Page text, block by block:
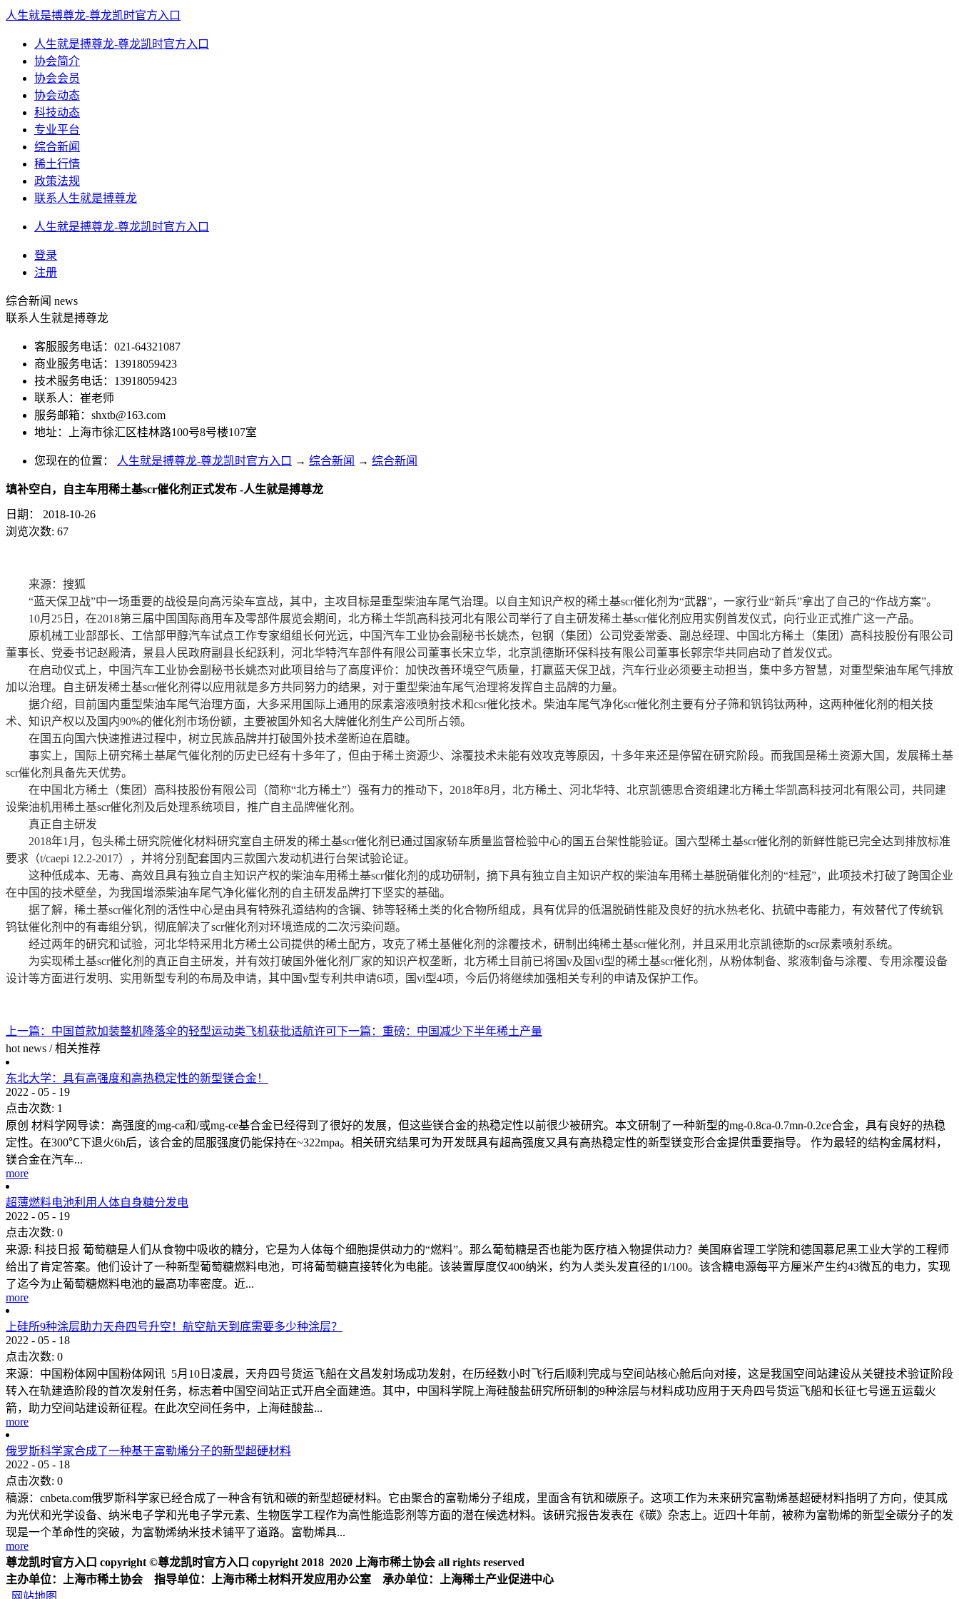
人生就是搏尊龙-尊龙凯时官方入口
人生就是搏尊龙-尊龙凯时官方入口
协会简介
协会会员
协会动态
科技动态
专业平台
综合新闻
稀土行情
政策法规
联系人生就是搏尊龙
人生就是搏尊龙-尊龙凯时官方入口
登录
注册
综合新闻 news
联系人生就是搏尊龙
客服服务电话：021-64321087
商业服务电话：13918059423
技术服务电话：13918059423
联系人：崔老师
服务邮箱： shxtb@163.com
地址：上海市徐汇区桂林路100号8号楼107室
您现在的位置： 人生就是搏尊龙-尊龙凯时官方入口 → 综合新闻 → 综合新闻
填补空白，自主车用稀土基scr催化剂正式发布 -人生就是搏尊龙
日期：
2018-10-26
浏览次数: 67
来源：搜狐
“蓝天保卫战”中一场重要的战役是向高污染车宣战，其中，主攻目标是重型柴油车尾气治理。以自主知识产权的稀土基scr催化剂为“武器”，一家行业“新兵”拿出了自己的“作战方案”。
10月25日，在2018第三届中国国际商用车及零部件展览会期间，北方稀土华凯高科技河北有限公司举行了自主研发稀土基scr催化剂应用实例首发仪式，向行业正式推广这一产品。
原机械工业部部长、工信部甲醇汽车试点工作专家组组长何光远，中国汽车工业协会副秘书长姚杰，包钢（集团）公司党委常委、副总经理、中国北方稀土（集团）高科技股份有限公司
董事长、党委书记赵殿清，景县人民政府副县长纪跃利，河北华特汽车部件有限公司董事长宋立华，北京凯德斯环保科技有限公司董事长郭宗华共同启动了首发仪式。
在启动仪式上，中国汽车工业协会副秘书长姚杰对此项目给与了高度评价：加快改善环境空气质量，打赢蓝天保卫战，汽车行业必须要主动担当，集中多方智慧，对重型柴油车尾气排放
加以治理。自主研发稀土基scr催化剂得以应用就是多方共同努力的结果，对于重型柴油车尾气治理将发挥自主品牌的力量。
据介绍，目前国内重型柴油车尾气治理方面，大多采用国际上通用的尿素溶液喷射技术和csr催化技术。柴油车尾气净化scr催化剂主要有分子筛和钒钨钛两种，这两种催化剂的相关技
术、知识产权以及国内90%的催化剂市场份额，主要被国外知名大牌催化剂生产公司所占领。
在国五向国六快速推进过程中，树立民族品牌并打破国外技术垄断迫在眉睫。
事实上，国际上研究稀土基尾气催化剂的历史已经有十多年了，但由于稀土资源少、涂覆技术未能有效攻克等原因，十多年来还是停留在研究阶段。而我国是稀土资源大国，发展稀土基
scr催化剂具备先天优势。
在中国北方稀土（集团）高科技股份有限公司（简称“北方稀土”）强有力的推动下，2018年8月，北方稀土、河北华特、北京凯德思合资组建北方稀土华凯高科技河北有限公司，共同建
设柴油机用稀土基scr催化剂及后处理系统项目，推广自主品牌催化剂。
真正自主研发
2018年1月，包头稀土研究院催化材料研究室自主研发的稀土基scr催化剂已通过国家轿车质量监督检验中心的国五台架性能验证。国六型稀土基scr催化剂的新鲜性能已完全达到排放标准
要求（t/caepi 12.2-2017），并将分别配套国内三款国六发动机进行台架试验论证。
这种低成本、无毒、高效且具有独立自主知识产权的柴油车用稀土基scr催化剂的成功研制，摘下具有独立自主知识产权的柴油车用稀土基脱硝催化剂的“桂冠”，此项技术打破了跨国企业
在中国的技术壁垒，为我国增添柴油车尾气净化催化剂的自主研发品牌打下坚实的基础。
据了解，稀土基scr催化剂的活性中心是由具有特殊孔道结构的含镧、铈等轻稀土类的化合物所组成，具有优异的低温脱硝性能及良好的抗水热老化、抗硫中毒能力，有效替代了传统钒
钨钛催化剂中的有毒组分钒，彻底解决了scr催化剂对环境造成的二次污染问题。
经过两年的研究和试验，河北华特采用北方稀土公司提供的稀土配方，攻克了稀土基催化剂的涂覆技术，研制出纯稀土基scr催化剂，并且采用北京凯德斯的scr尿素喷射系统。
为实现稀土基scr催化剂的真正自主研发，并有效打破国外催化剂厂家的知识产权垄断，北方稀土目前已将国v及国vi型的稀土基scr催化剂，从粉体制备、浆液制备与涂覆、专用涂覆设备
设计等方面进行发明、实用新型专利的布局及申请，其中国v型专利共申请6项，国vi型4项，今后仍将继续加强相关专利的申请及保护工作。
上一篇： 中国首款加装整机降落伞的轻型运动类飞机获批适航许可下一篇： 重磅：中国减少下半年稀土产量
hot news / 相关推荐
东北大学：具有高强度和高热稳定性的新型镁合金！
2022 - 05 - 19
点击次数: 1
原创 材料学网导读：高强度的mg-ca和/或mg-ce基合金已经得到了很好的发展，但这些镁合金的热稳定性以前很少被研究。本文研制了一种新型的mg-0.8ca-0.7mn-0.2ce合金，具有良好的热稳
定性。在300℃下退火6h后，该合金的屈服强度仍能保持在~322mpa。相关研究结果可为开发既具有超高强度又具有高热稳定性的新型镁变形合金提供重要指导。 作为最轻的结构金属材料，
镁合金在汽车...
more
超薄燃料电池利用人体自身糖分发电
2022 - 05 - 19
点击次数: 0
来源: 科技日报 葡萄糖是人们从食物中吸收的糖分，它是为人体每个细胞提供动力的“燃料”。那么葡萄糖是否也能为医疗植入物提供动力？美国麻省理工学院和德国慕尼黑工业大学的工程师
给出了肯定答案。他们设计了一种新型葡萄糖燃料电池，可将葡萄糖直接转化为电能。该装置厚度仅400纳米，约为人类头发直径的1/100。该含糖电源每平方厘米产生约43微瓦的电力，实现
了迄今为止葡萄糖燃料电池的最高功率密度。近...
more
上硅所9种涂层助力天舟四号升空！航空航天到底需要多少种涂层？
2022 - 05 - 18
点击次数: 0
来源：中国粉体网中国粉体网讯 5月10日凌晨，天舟四号货运飞船在文昌发射场成功发射，在历经数小时飞行后顺利完成与空间站核心舱后向对接，这是我国空间站建设从关键技术验证阶段
转入在轨建造阶段的首次发射任务，标志着中国空间站正式开启全面建造。其中，中国科学院上海硅酸盐研究所研制的9种涂层与材料成功应用于天舟四号货运飞船和长征七号遥五运载火
箭，助力空间站建设新征程。在此次空间任务中，上海硅酸盐...
more
俄罗斯科学家合成了一种基于富勒烯分子的新型超硬材料
2022 - 05 - 18
点击次数: 0
稿源：cnbeta.com俄罗斯科学家已经合成了一种含有钪和碳的新型超硬材料。它由聚合的富勒烯分子组成，里面含有钪和碳原子。这项工作为未来研究富勒烯基超硬材料指明了方向，使其成
为光伏和光学设备、纳米电子学和光电子学元素、生物医学工程作为高性能造影剂等方面的潜在候选材料。该研究报告发表在《碳》杂志上。近四十年前，被称为富勒烯的新型全碳分子的发
现是一个革命性的突破，为富勒烯纳米技术铺平了道路。富勒烯具...
more
尊龙凯时官方入口 copyright ©尊龙凯时官方入口 copyright 2018 2020 上海市稀土协会 all rights reserved
主办单位：上海市稀土协会 指导单位：上海市稀土材料开发应用办公室 承办单位：上海稀土产业促进中心
网站地图